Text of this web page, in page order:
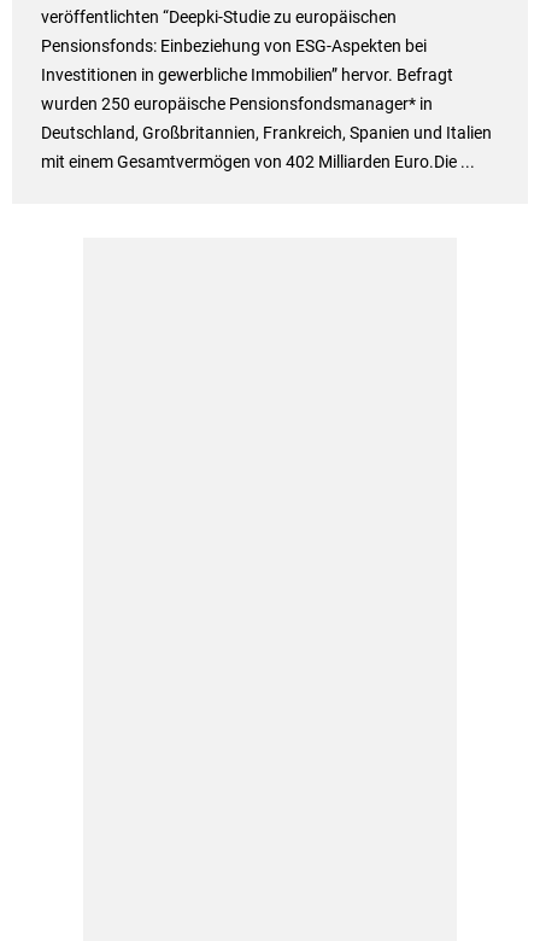
veröffentlichten “Deepki-Studie zu europäischen
Pensionsfonds: Einbeziehung von ESG-Aspekten bei
Investitionen in gewerbliche Immobilien” hervor. Befragt
wurden 250 europäische Pensionsfondsmanager* in
Deutschland, Großbritannien, Frankreich, Spanien und Italien
mit einem Gesamtvermögen von 402 Milliarden Euro.Die ...